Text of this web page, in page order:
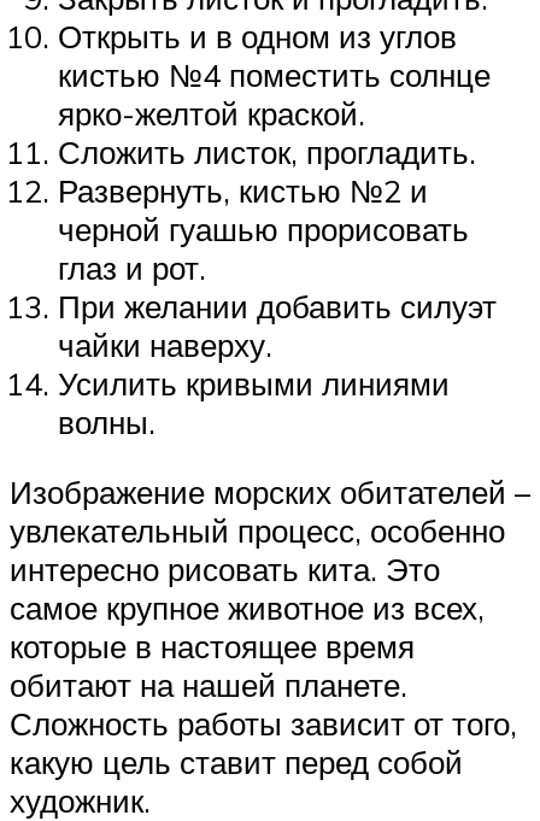
Открыть и в одном из углов
кистью №4 поместить солнце
ярко-желтой краской.
Сложить листок, прогладить.
Развернуть, кистью №2 и
черной гуашью прорисовать
глаз и рот.
При желании добавить силуэт
чайки наверху.
Усилить кривыми линиями
волны.
Изображение морских обитателей –
увлекательный процесс, особенно
интересно рисовать кита. Это
самое крупное животное из всех,
которые в настоящее время
обитают на нашей планете.
Сложность работы зависит от того,
какую цель ставит перед собой
художник.